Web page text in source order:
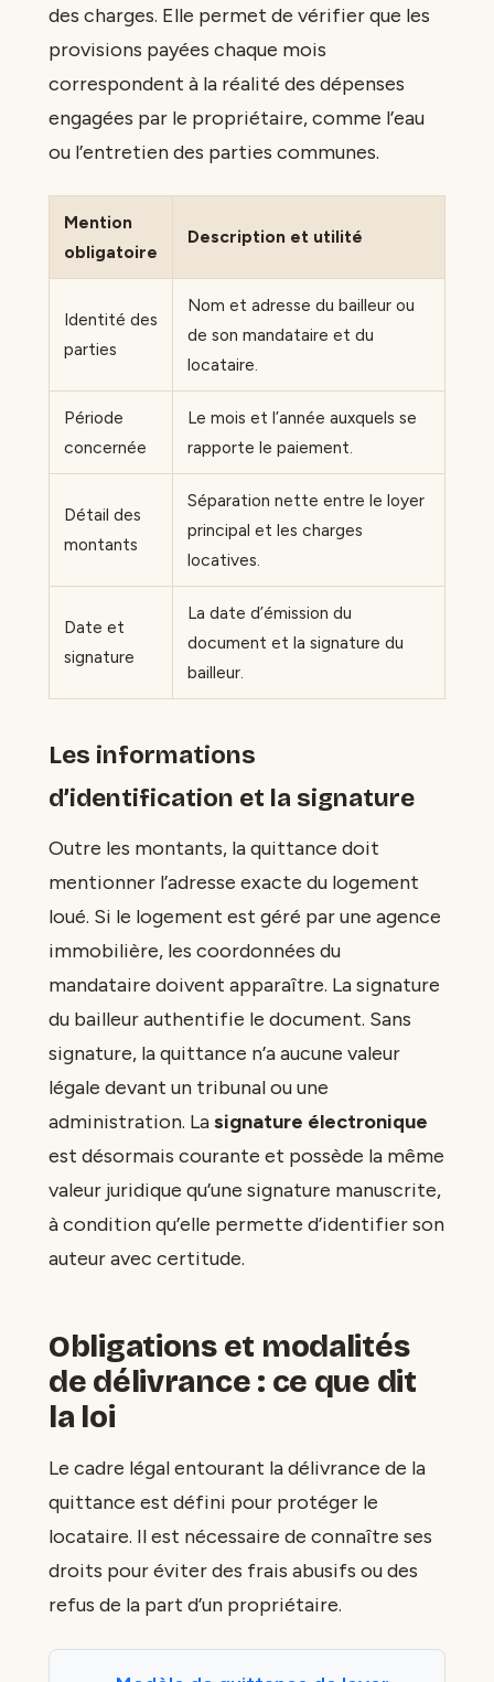
des charges. Elle permet de vérifier que les
provisions payées chaque mois
correspondent à la réalité des dépenses
engagées par le propriétaire, comme l’eau
ou l’entretien des parties communes.
Mention
obligatoire
Description et utilité
Identité des
parties
Nom et adresse du bailleur ou
de son mandataire et du
locataire.
Période
concernée
Le mois et l’année auxquels se
rapporte le paiement.
Détail des
montants
Séparation nette entre le loyer
principal et les charges
locatives.
Date et
signature
La date d’émission du
document et la signature du
bailleur.
Les informations
d’identification et la signature
Outre les montants, la quittance doit
mentionner l’adresse exacte du logement
loué. Si le logement est géré par une agence
immobilière, les coordonnées du
mandataire doivent apparaître. La signature
du bailleur authentifie le document. Sans
signature, la quittance n’a aucune valeur
légale devant un tribunal ou une
administration. Lasignature électronique
est désormais courante et possède la même
valeur juridique qu’une signature manuscrite,
à condition qu’elle permette d’identifier son
auteur avec certitude.
Obligations et modalités
de délivrance : ce que dit
la loi
Le cadre légal entourant la délivrance de la
quittance est défini pour protéger le
locataire. Il est nécessaire de connaître ses
droits pour éviter des frais abusifs ou des
refus de la part d’un propriétaire.